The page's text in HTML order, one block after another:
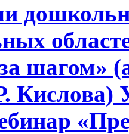
шагом»
Кислова)